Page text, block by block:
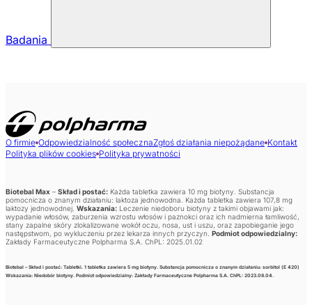
Badania
O firmie Odpowiedzialność społecznaZgłoś działania niepożądane Kontakt
Polityka plików cookies Polityka prywatności
Biotebal Max – Skład i postać: Każda tabletka zawiera 10 mg biotyny. Substancja
pomocnicza o znanym działaniu: laktoza jednowodna. Każda tabletka zawiera 107,8 mg
laktozy jednowodnej. Wskazania: Leczenie niedoboru biotyny z takimi objawami jak:
wypadanie włosów, zaburzenia wzrostu włosów i paznokci oraz ich nadmierna łamliwość,
stany zapalne skóry zlokalizowane wokół oczu, nosa, ust i uszu, oraz zapobieganie jego
następstwom, po wykluczeniu przez lekarza innych przyczyn. Podmiot odpowiedzialny:
Zakłady Farmaceutyczne Polpharma S.A. ChPL: 2025.01.02
Biotebal –Skład i postać: Tabletki. 1 tabletka zawiera 5 mg biotyny. Substancja pomocnicza o znanym działaniu: sorbitol (E 420)
Wskazania: Niedobór biotyny. Podmiot odpowiedzialny: Zakłady Farmaceutyczne Polpharma S.A. ChPL: 2023.08.04.